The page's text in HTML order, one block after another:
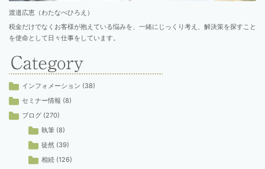
渡邉広恵（わたなべひろえ）
税金だけでなくお客様が抱えている悩みを、一緒にじっくり考え、解決策を探すこと
を使命として日々仕事をしています。
インフォメーション (38)
セミナー情報 (8)
ブログ (270)
執筆 (8)
徒然 (39)
相続 (126)